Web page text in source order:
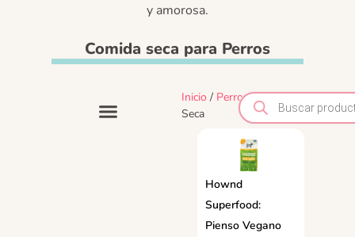
y amorosa.
Comida seca para Perros
Inicio / Perros/ Comida
Seca
Hownd
Superfood:
Pienso Vegano